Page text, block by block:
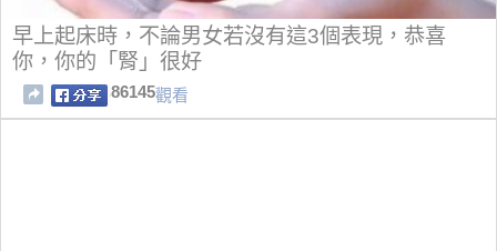
早上起床時，不論男女若沒有這3個表現，恭喜
你，你的「腎」很好
86145觀看